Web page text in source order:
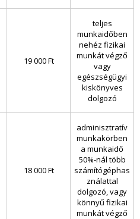
19 000 Ft
teljes
munkaidőben
nehéz fizikai
munkát végző
vagy
egészségügyi
kiskönyves
dolgozó
18 000 Ft
adminisztratív
munkakörben
a munkaidő
50%-nál több
számítógéphas
ználattal
dolgozó, vagy
könnyű fizikai
munkát végző